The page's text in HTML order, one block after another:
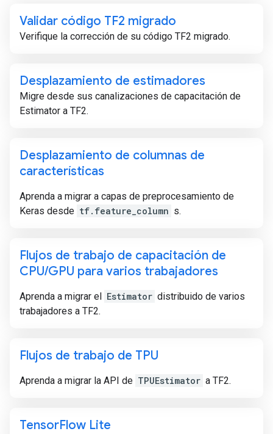
Validar código TF2 migrado
Verifique la corrección de su código TF2 migrado.
Desplazamiento de estimadores
Migre desde sus canalizaciones de capacitación de
Estimator a TF2.
Desplazamiento de columnas de
características
Aprenda a migrar a capas de preprocesamiento de
Keras desde tf.feature_column s.
Flujos de trabajo de capacitación de
CPU/GPU para varios trabajadores
Aprenda a migrar el Estimator distribuido de varios
trabajadores a TF2.
Flujos de trabajo de TPU
Aprenda a migrar la API de TPUEstimator a TF2.
TensorFlow Lite